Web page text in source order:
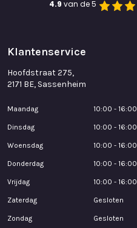
4.9 van de 5
Klantenservice
Hoofdstraat 275,
2171 BE, Sassenheim
Maandag 10:00 - 16:00
Dinsdag 10:00 - 16:00
Woensdag 10:00 - 16:00
Donderdag 10:00 - 16:00
Vrijdag 10:00 - 16:00
Zaterdag Gesloten
Zondag Gesloten